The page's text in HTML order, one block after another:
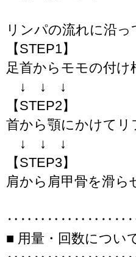
リンパの流れに沿
【STEP1】
足首からモモの付
↓ ↓ ↓
【STEP2】
首から顎にかけて
↓ ↓ ↓
【STEP3】
肩から肩甲骨を滑
■ 用量・回数につい